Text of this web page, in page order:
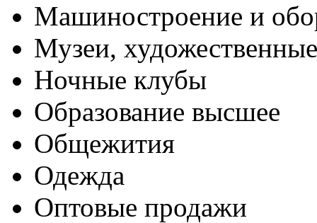
Машиностроение и
Музеи,
Ночные клубы
Образование высшее
Общежития
Одежда
Оптовые продажи